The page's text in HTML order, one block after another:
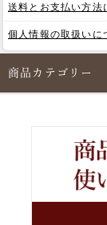
送料とお支払い方法
個人情報の取扱いに
商品カテゴリー